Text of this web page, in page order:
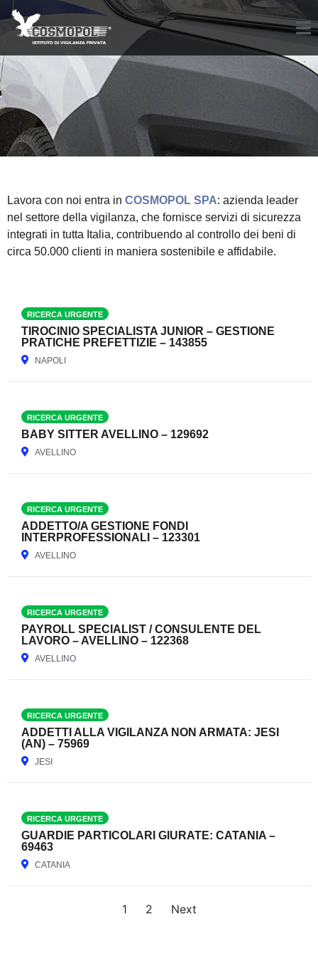
Lavora con noi entra in COSMOPOL SPA: azienda leader
nel settore della vigilanza, che fornisce servizi di sicurezza
integrati in tutta Italia, contribuendo al controllo dei beni di
circa 50.000 clienti in maniera sostenibile e affidabile.
TIROCINIO SPECIALISTA JUNIOR – GESTIONE
PRATICHE PREFETTIZIE – 143855
RICERCA URGENTE
NAPOLI
BABY SITTER AVELLINO – 129692
RICERCA URGENTE
AVELLINO
ADDETTO/A GESTIONE FONDI
INTERPROFESSIONALI – 123301
RICERCA URGENTE
AVELLINO
PAYROLL SPECIALIST / CONSULENTE DEL
LAVORO – AVELLINO – 122368
RICERCA URGENTE
AVELLINO
ADDETTI ALLA VIGILANZA NON ARMATA: JESI
(AN) – 75969
RICERCA URGENTE
JESI
GUARDIE PARTICOLARI GIURATE: CATANIA –
69463
RICERCA URGENTE
CATANIA
1 2 Next